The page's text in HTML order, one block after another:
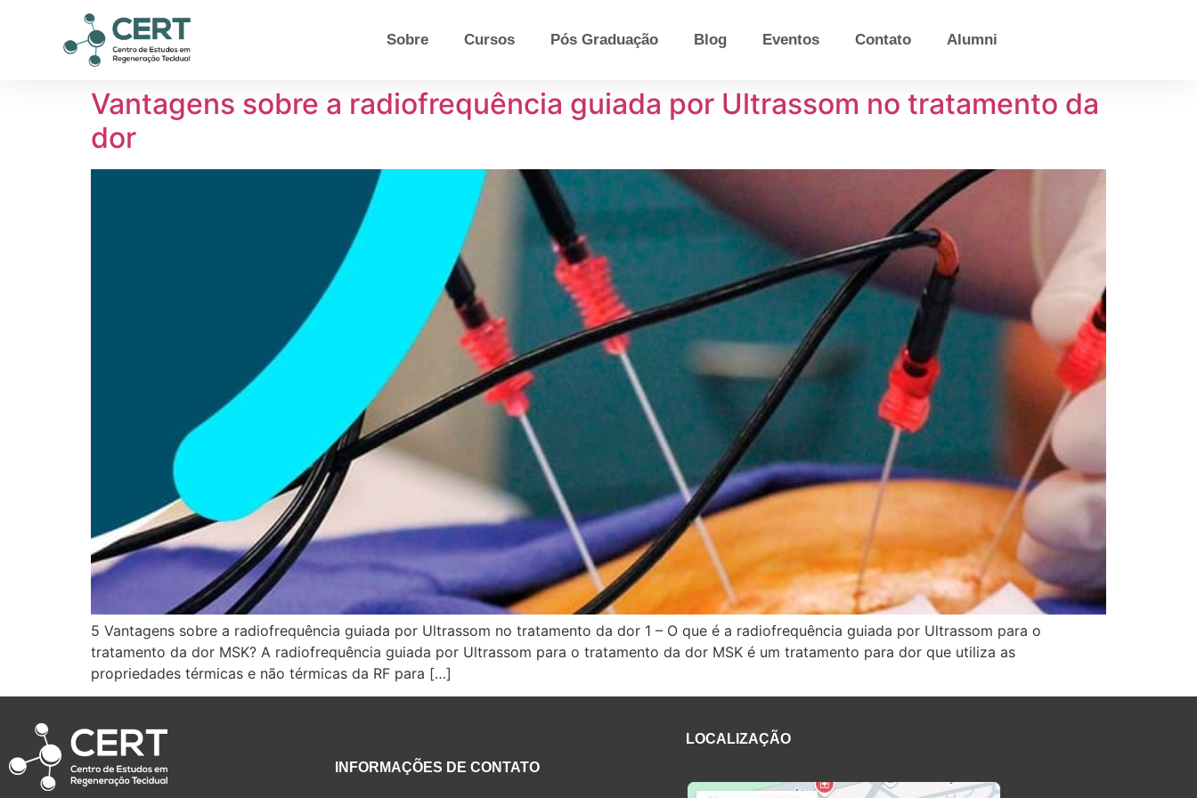
Sobre Cursos Pós Graduação Blog Eventos Contato Alumni
Vantagens sobre a radiofrequência guiada por Ultrassom no tratamento da
dor
5 Vantagens sobre a radiofrequência guiada por Ultrassom no tratamento da dor 1 – O que é a radiofrequência guiada por Ultrassom para o
tratamento da dor MSK? A radiofrequência guiada por Ultrassom para o tratamento da dor MSK é um tratamento para dor que utiliza as
propriedades térmicas e não térmicas da RF para […]
INFORMAÇÕES DE CONTATO
LOCALIZAÇÃO